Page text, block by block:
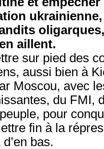
aillent.
sur pied des
aussi bien à
Moscou, avec
du FMI,
pour
fin à la
bas.